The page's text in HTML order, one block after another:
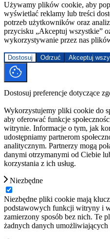
Używamy plików cookie, aby
wyświetlać reklamy lub treści
potrzeb użytkowników oraz
przycisku „Akceptuj wszystkie”
wykorzystywanie przez nas
Dostosuj Odrzuć Akceptuj
Dostosuj preferencje dotyczące
Wykorzystujemy pliki cookie do
aby oferować funkcje
witrynie. Informacje o tym, jak
udostępniamy partnerom
analitycznym. Partnerzy mogą
danymi otrzymanymi od Ciebie
korzystania z ich usług.
Niezbędne
Niezbędne pliki cookie mają
podstawowych funkcji witryny i
zamierzony sposób bez nich. Te
żadnych danych